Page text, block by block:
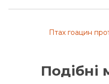
Птах гоацин
Подібні